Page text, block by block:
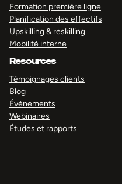
Formation première ligne
Planification des effectifs
Upskilling & reskilling
Mobilité interne
Resources
Témoignages clients
Blog
Événements
Webinaires
Études et rapports